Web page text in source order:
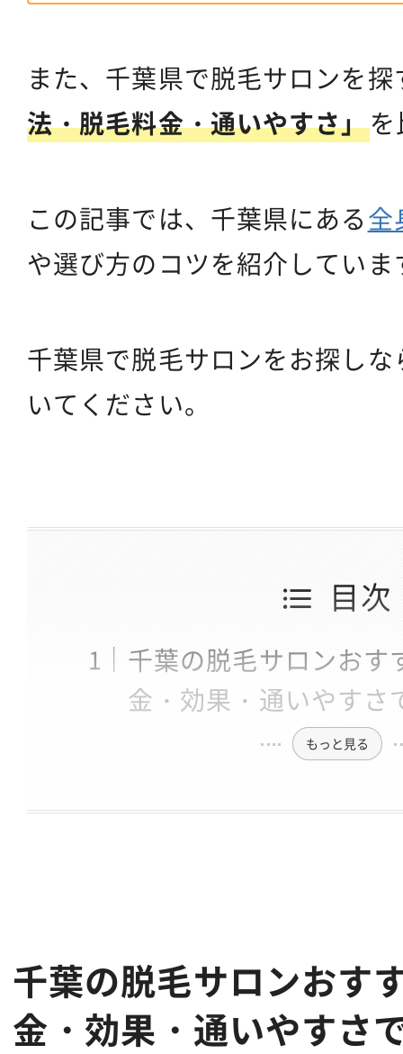
また、千葉県で脱毛サロンを
法・脱毛料金・通いやすさ」を
この記事では、千葉県にある全
や選び方のコツを紹介していま
千葉県で脱毛サロンをお探し
いてください。
目次
千葉の脱毛サロンおす
金・効果・通いやすさ
もっと見る
千葉の脱毛サロンおす
金・効果・通いやすさ